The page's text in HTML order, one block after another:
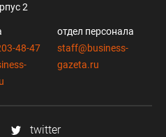
2
48-47
отдел персонала
staff@business-
gazeta.ru
twitter